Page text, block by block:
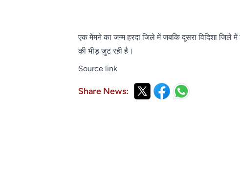
एक मेमने का जन्‍म हरदा जिले में जबक‍ि दूसरा विदिशा जिले
की भीड़ जुट रही है।
Source link
Share News: